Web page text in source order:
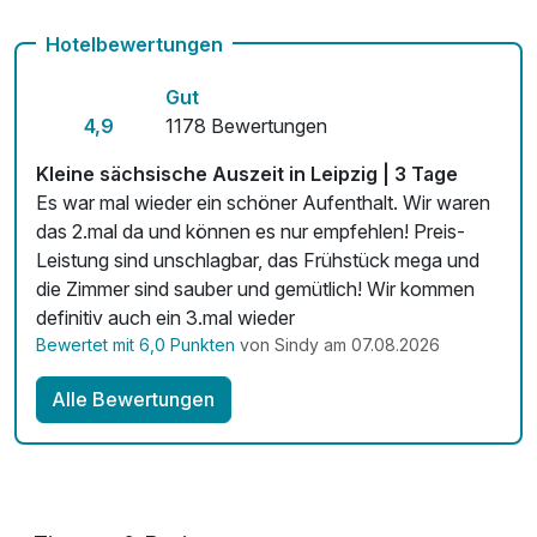
Mit Hotelbar
Hotelbewertungen
4,9
Gut
1178 Bewertungen
Kleine sächsische Auszeit in Leipzig | 3 Tage
Es war mal wieder ein schöner Aufenthalt. Wir waren
das 2.mal da und können es nur empfehlen! Preis-
Leistung sind unschlagbar, das Frühstück mega und
die Zimmer sind sauber und gemütlich! Wir kommen
definitiv auch ein 3.mal wieder
Bewertet mit 6,0 Punkten von Sindy am 07.08.2026
Alle Bewertungen